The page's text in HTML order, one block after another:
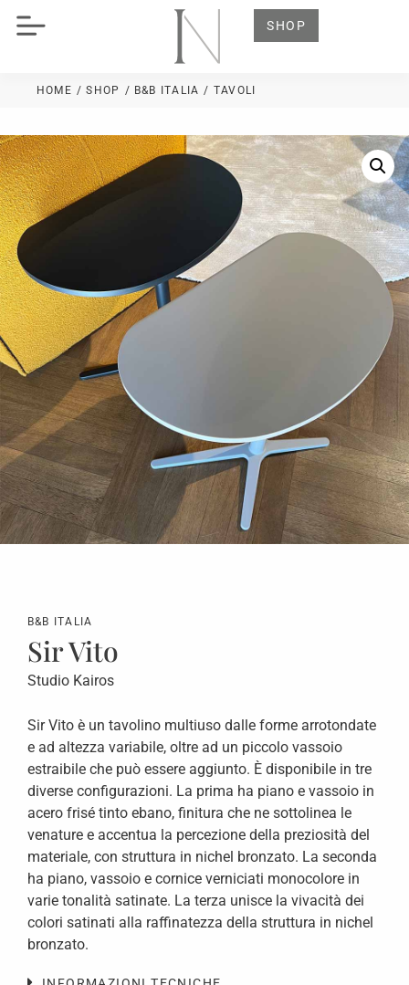
SHOP
HOME / SHOP / B&B ITALIA / TAVOLI
B&B ITALIA
Sir Vito
Studio Kairos
Sir Vito è un tavolino multiuso dalle forme arrotondate
e ad altezza variabile, oltre ad un piccolo vassoio
estraibile che può essere aggiunto. È disponibile in tre
diverse configurazioni. La prima ha piano e vassoio in
acero frisé tinto ebano, finitura che ne sottolinea le
venature e accentua la percezione della preziosità del
materiale, con struttura in nichel bronzato. La seconda
ha piano, vassoio e cornice verniciati monocolore in
varie tonalità satinate. La terza unisce la vivacità dei
colori satinati alla raffinatezza della struttura in nichel
bronzato.